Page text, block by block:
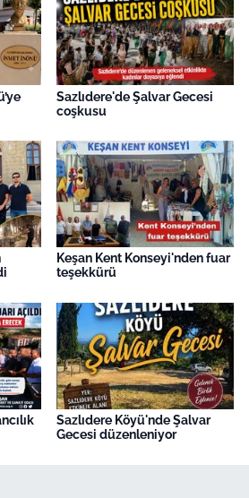
Sazlıdere'de Şalvar Gecesi
coşkusu
Keşan Kent Konseyi'nden fuar
teşekkürü
Sazlıdere Köyü'nde Şalvar
Gecesi düzenleniyor